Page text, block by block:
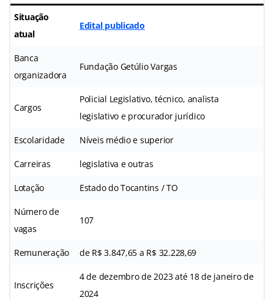
Situação
atual
Edital publicado
Banca
organizadora
Fundação Getúlio Vargas
Cargos
Policial Legislativo, técnico, analista
legislativo e procurador jurídico
Escolaridade Níveis médio e superior
Carreiras legislativa e outras
Lotação Estado do Tocantins / TO
Número de
vagas
107
Remuneração de R$ 3.847,65 a R$ 32.228,69
Inscrições
4 de dezembro de 2023 até 18 de janeiro de
2024